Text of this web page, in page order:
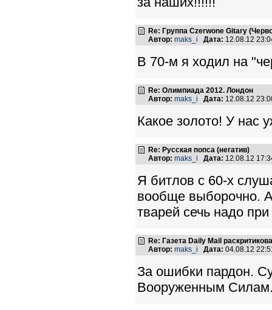
Re: Группа Czerwone Gitary
Автор: maks_i Дата: 12.08.12
В 70-м я ходил на
Re: Олимпиада 2012. Лондон
Автор: maks_i Дата: 12.08.12
Какое золото! У нас
Re: Русская попса (негатив)
Автор: maks_i Дата: 12.08.12
Я битлов с 60-х
вообще выборочно. А
тварей сечь надо
Re: Газета Daily Mail
Автор: maks_i Дата: 04.08.12
За ошибки пардон.
Вооруженным